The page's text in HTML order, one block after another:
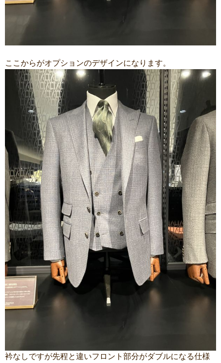
ここからがオプションのデザインになります。
衿なしですが先程と違いフロント部分がダブルになる仕様